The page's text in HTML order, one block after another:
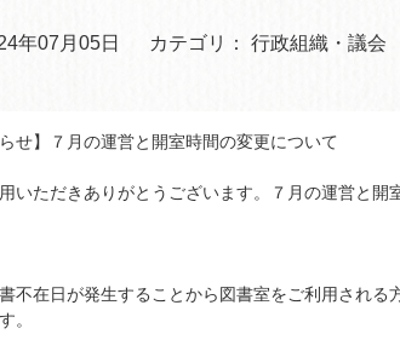
年07月05日 カテゴリ： 行政組織・議会
せ】７月の運営と開室時間の変更について
いただきありがとうございます。７月の運営と開
不在日が発生することから図書室をご利用される
。